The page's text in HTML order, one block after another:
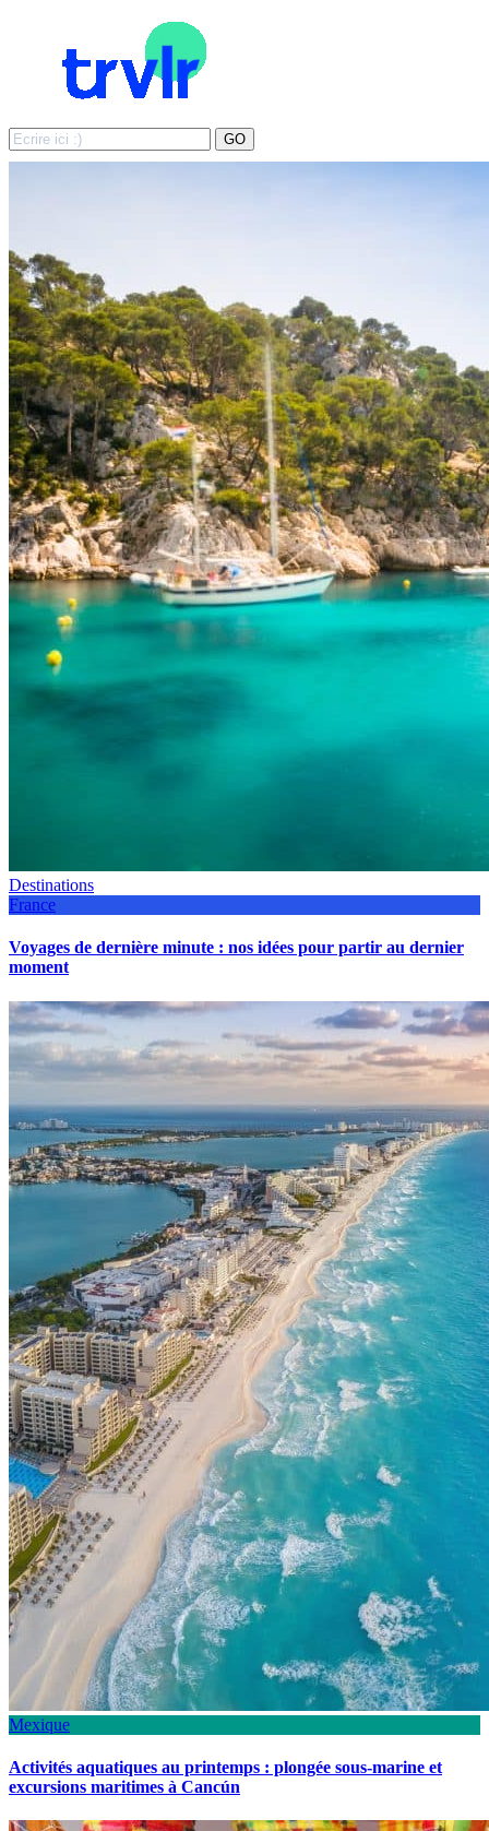
Search
for:
GO
Destinations
France
Voyages de dernière minute : nos idées pour partir au dernier
moment
Mexique
Activités aquatiques au printemps : plongée sous-marine et
excursions maritimes à Cancún